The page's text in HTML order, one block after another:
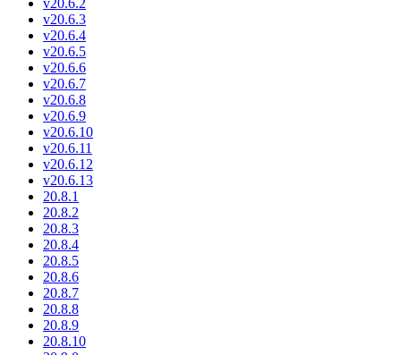
v20.6.3
v20.6.4
v20.6.5
v20.6.6
v20.6.7
v20.6.8
v20.6.9
v20.6.10
v20.6.11
v20.6.12
v20.6.13
20.8.1
20.8.2
20.8.3
20.8.4
20.8.5
20.8.6
20.8.7
20.8.8
20.8.9
20.8.10